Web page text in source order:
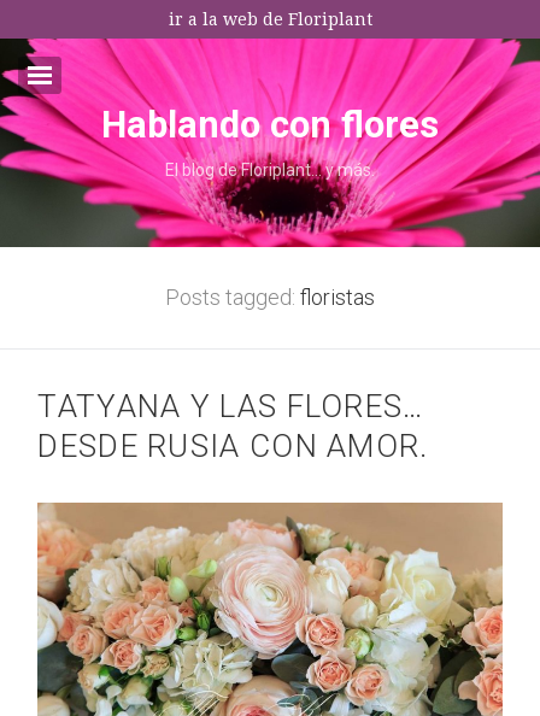
ir a la web de Floriplant
I agree terms and conditions.*
Email:*
* This field is required
ARTE FLORAL
BLOGS
Bodas
CULTIVOS
DECORACION
Hablando con flores
El blog de Floriplant… y más.
Posts tagged: floristas
TATYANA Y LAS FLORES…
DESDE RUSIA CON AMOR.